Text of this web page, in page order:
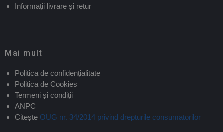
Informații livrare și retur
Mai mult
Politica de confidențialitate
Politica de Cookies
Termeni și condiții
ANPC
Citește OUG nr. 34/2014 privind drepturile consumatorilor